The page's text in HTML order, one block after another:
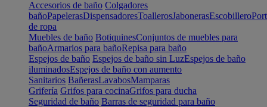
Accesorios de baño Colgadores
bañoPapelerasDispensadoresToallerosJabonerasEscobillero
de ropa
Muebles de baño BotiquinesConjuntos de muebles para
bañoArmarios para bañoRepisa para baño
Espejos de baño Espejos de baño sin LuzEspejos de baño
iluminadosEspejos de baño con aumento
Sanitarios BañerasLavabosMamparas
Grifería Grifos para cocinaGrifos para ducha
Seguridad de baño Barras de seguridad para baño